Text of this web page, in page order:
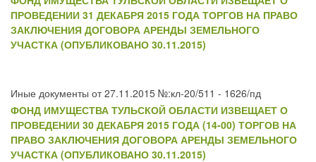
ПРОВЕДЕНИИ 31 ДЕКАБРЯ 2015 ГОДА ТОРГОВ НА ПРАВО
ЗАКЛЮЧЕНИЯ ДОГОВОРА АРЕНДЫ ЗЕМЕЛЬНОГО
УЧАСТКА (ОПУБЛИКОВАНО 30.11.2015)
Иные документы от 27.11.2015 №:кл-20/511 - 1626/пд
ФОНД ИМУЩЕСТВА ТУЛЬСКОЙ ОБЛАСТИ ИЗВЕЩАЕТ О
ПРОВЕДЕНИИ 30 ДЕКАБРЯ 2015 ГОДА (14-00) ТОРГОВ НА
ПРАВО ЗАКЛЮЧЕНИЯ ДОГОВОРА АРЕНДЫ ЗЕМЕЛЬНОГО
УЧАСТКА (ОПУБЛИКОВАНО 30.11.2015)